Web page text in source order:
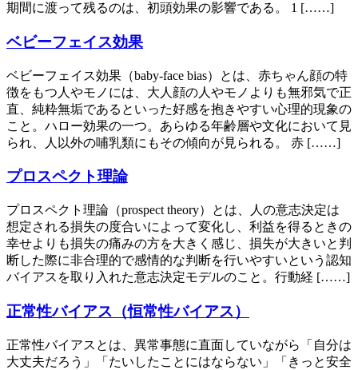
期間に渡って残るのは、初頭効果の影響である。 1 [……]
ベビーフェイス効果
ベビーフェイス効果（baby-face bias）とは、赤ちゃん顔の特
徴をもつ人やモノには、大人顔の人やモノよりも無邪気で正
直、純粋無垢であるといった好感を抱きやすい心理的現象の
こと。ハロー効果の一つ。あらゆる年齢層や文化において見
られ、人以外の哺乳類にもその傾向が見られる。 赤 [……]
プロスペクト理論
プロスペクト理論（prospect theory）とは、人の意志決定は
想定される損失の度合いによって変化し、利益を得るときの
幸せよりも損失の痛みの方を大きく感じ、損失が大きいと判
断した際に非合理的で感情的な判断を行いやすいという認知
バイアスを取り入れた意志決定モデルのこと。行動経 [……]
正常性バイアス（恒常性バイアス）
正常性バイアスとは、異常事態に直面していながら「自分は
大丈夫だろう」「たいしたことにはならない」「きっと安全